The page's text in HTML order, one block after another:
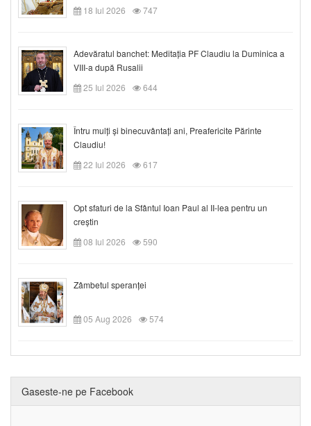
18 Iul 2026
747
Adevăratul banchet: Meditația PF Claudiu la Duminica a
VIII-a după Rusalii
25 Iul 2026
644
Întru mulți și binecuvântați ani, Preafericite Părinte
Claudiu!
22 Iul 2026
617
Opt sfaturi de la Sfântul Ioan Paul al II-lea pentru un
creștin
08 Iul 2026
590
Zâmbetul speranței
05 Aug 2026 574
Gaseste-ne pe Facebook